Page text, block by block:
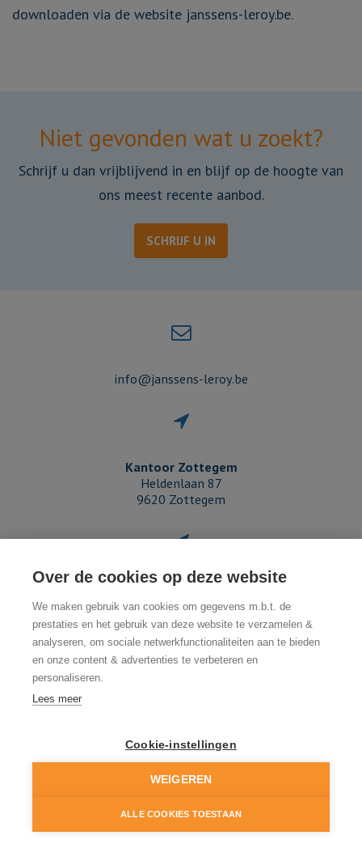
downloaden via de website janssens-leroy.be.
Niet gevonden wat u zoekt?
Schrijf u dan vrijblijvend in en blijf op de hoogte van
ons meest recente aanbod.
SCHRIJF U IN
info@janssens-leroy.be
Kantoor Zottegem
Heldenlaan 87
9620 Zottegem
Kantoor Herzele
Provincieweg 373
9550 Herzele
© 2026 - Janssens & Leroy Makelaars BV -Developed by Zabun
Privacy policy
NIEUW
GRATIS ONLINE SCHATTING
Over de cookies op deze website
We maken gebruik van cookies om gegevens m.b.t. de
prestaties en het gebruik van deze website te verzamelen &
analyseren, om sociale netwerkfunctionaliteiten aan te bieden
en onze content & advertenties te verbeteren en
personaliseren.
Lees meer
Cookie-instellingen
WEIGEREN
ALLE COOKIES TOESTAAN